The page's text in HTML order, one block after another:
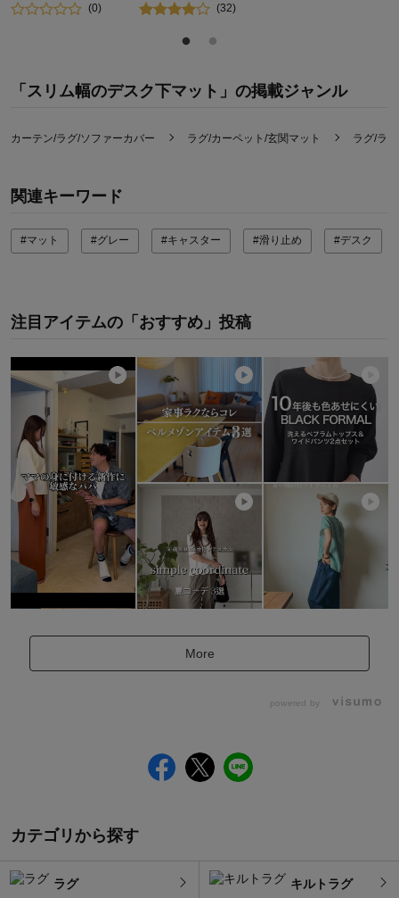
(0)
(32)
「スリム幅のデスク下マット」の掲載ジャンル
カーテン/ラグ/ソファーカバー ラグ/カーペット/玄関マット ラグ/ラ
関連キーワード
#マット #グレー #キャスター #滑り止め #デスク
注目アイテムの「おすすめ」投稿
More
powered by
カテゴリから探す
ラグ キルトラグ